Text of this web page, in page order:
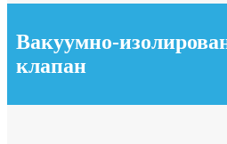
Вакуумно-
клапан